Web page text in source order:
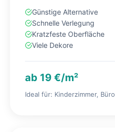
Günstige Alternative
Schnelle Verlegung
Kratzfeste Oberfläche
Viele Dekore
ab 19 €/m²
Ideal für: Kinderzimmer, Büro